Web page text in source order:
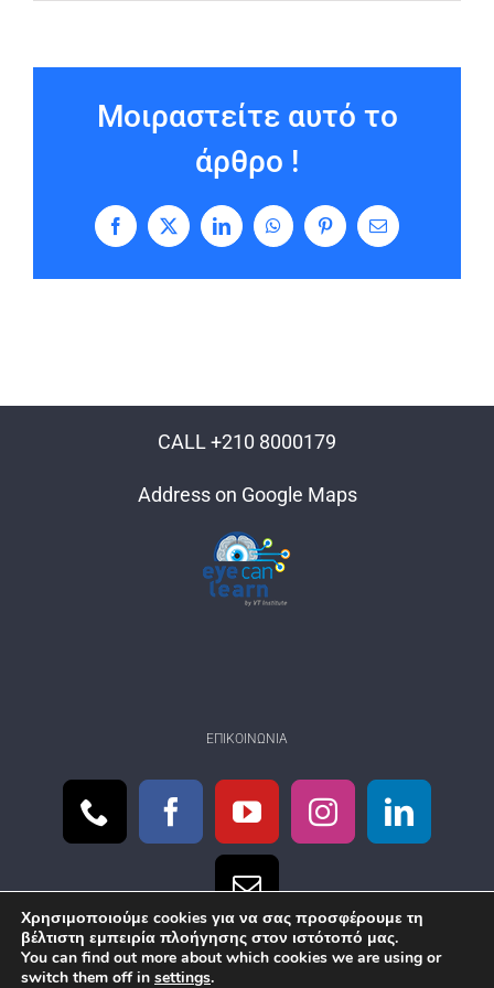
Μοιραστείτε αυτό το
άρθρο !
Facebook
X LinkedInWhatsAppPinterestEmail
CALL +210 8000179
Address on Google Maps
ΕΠΙΚΟΙΝΩΝΊΑ
Χρησιμοποιούμε cookies για να σας προσφέρουμε τη
βέλτιστη εμπειρία πλοήγησης στον ιστότοπό μας.
You can find out more about which cookies we are using or
switch them off in settings.